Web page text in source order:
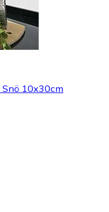
Snö 10x30cm